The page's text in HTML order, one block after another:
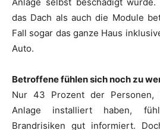
das Dach als auch die Module
Fall sogar das ganze Haus
Auto.
Betroffene fühlen sich noch zu
Nur 43 Prozent der
Anlage installiert haben,
Brandrisiken gut informiert.